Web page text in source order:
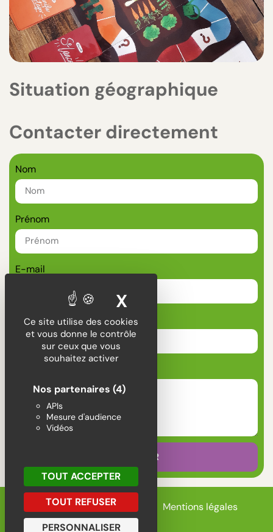
Ce site utilise des cookies
et vous donne le contrôle
sur ceux que vous
souhaitez activer
Nos partenaires (4)
APIs
Mesure d'audience
Vidéos
TOUT ACCEPTER
TOUT REFUSER
PERSONNALISER
X MASQUER LE
Situation géographique
Contacter directement
Nom
Prénom
E-mail
Téléphone
ENVOYER
Politique de confidentialité Mentions légales